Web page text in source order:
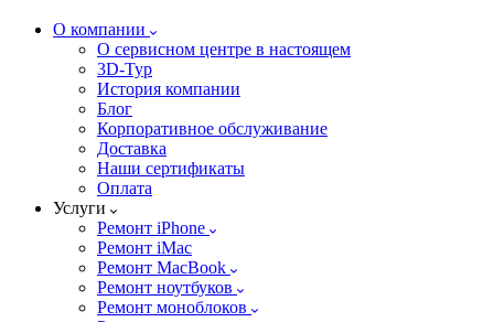
О компании
О сервисном центре в настоящем
3D-Тур
История компании
Блог
Корпоративное обслуживание
Доставка
Наши сертификаты
Оплата
Услуги
Ремонт iPhone
Ремонт iMac
Ремонт MacBook
Ремонт ноутбуков
Ремонт моноблоков